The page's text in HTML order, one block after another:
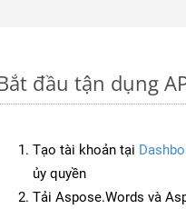
đầu tận dụng
Tạo tài khoản tại
ủy quyền
Tải Aspose.Words và